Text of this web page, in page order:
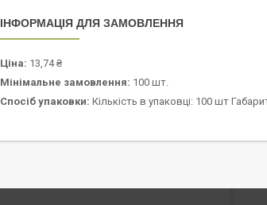
ІНФОРМАЦІЯ ДЛЯ ЗАМОВЛЕННЯ
Ціна: 13,74 ₴
Мінімальне замовлення: 100 шт.
Спосіб упаковки: Кількість в упаковці: 100 шт